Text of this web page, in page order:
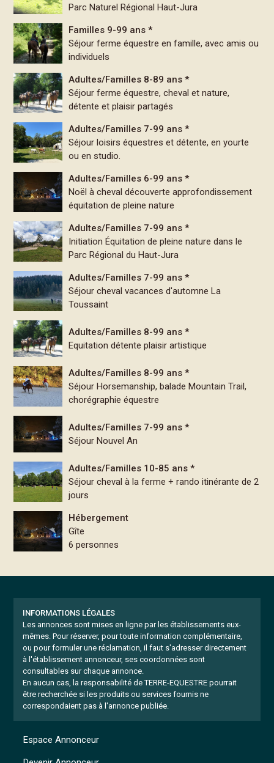
Parc Naturel Régional Haut-Jura
Familles 9-99 ans *
Séjour ferme équestre en famille, avec amis ou
individuels
Adultes/Familles 8-89 ans *
Séjour ferme équestre, cheval et nature,
détente et plaisir partagés
Adultes/Familles 7-99 ans *
Séjour loisirs équestres et détente, en yourte
ou en studio.
Adultes/Familles 6-99 ans *
Noël à cheval découverte approfondissement
équitation de pleine nature
Adultes/Familles 7-99 ans *
Initiation Équitation de pleine nature dans le
Parc Régional du Haut-Jura
Adultes/Familles 7-99 ans *
Séjour cheval vacances d'automne La
Toussaint
Adultes/Familles 8-99 ans *
Equitation détente plaisir artistique
Adultes/Familles 8-99 ans *
Séjour Horsemanship, balade Mountain Trail,
chorégraphie équestre
Adultes/Familles 7-99 ans *
Séjour Nouvel An
Adultes/Familles 10-85 ans *
Séjour cheval à la ferme + rando itinérante de 2
jours
Hébergement
Gîte
6 personnes
INFORMATIONS LÉGALES
Les annonces sont mises en ligne par les établissements eux-
mêmes. Pour réserver, pour toute information complémentaire,
ou pour formuler une réclamation, il faut s'adresser directement
à l'établissement annonceur, ses coordonnées sont
consultables sur chaque annonce.
En aucun cas, la responsabilité de TERRE-EQUESTRE pourrait
être recherchée si les produits ou services fournis ne
correspondaient pas à l'annonce publiée.
Espace Annonceur